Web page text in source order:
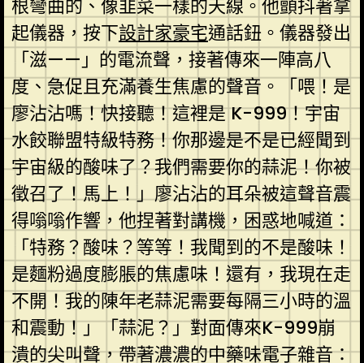
根彎曲的、像韭菜一樣的天線。他顫抖著拿
起儀器，按下設計家豪宅通話鈕。儀器發出
「滋——」的電流聲，接著傳來一陣高八
度、急促且充滿養生焦慮的聲音。「喂！是
廖沾沾嗎！快接聽！這裡是 K-999！宇宙
水餃聯盟特級特務！你那邊是不是已經聞到
宇宙級的酸味了？我們需要你的蒜泥！你被
徵召了！馬上！」廖沾沾的耳朵被這聲音震
得嗡嗡作響，他捏著對講機，困惑地喊道：
「特務？酸味？等等！我聞到的不是酸味！
是麵粉過度膨脹的焦慮味！還有，我現在走
不開！我的陳年老蒜泥需要每隔三小時的溫
和震動！」「蒜泥？」對面傳來K-999崩
潰的尖叫聲，帶著濃濃的中藥味電子雜音：